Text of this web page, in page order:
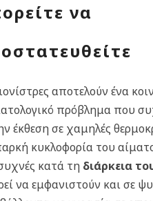
να
αποτελούν ένα
πρόβλημα που
έκθεση σε χαμηλές
κυκλοφορία του
κατά τη διάρκεια
να εμφανιστούν και σε